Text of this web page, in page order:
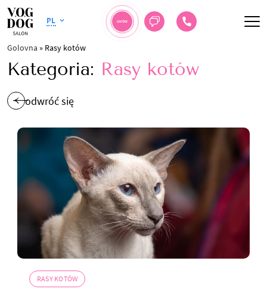
PL UMÓW
Golovna » Rasy kotów
Kategoria: Rasy kotów
odwróć się
RASY KOTÓW